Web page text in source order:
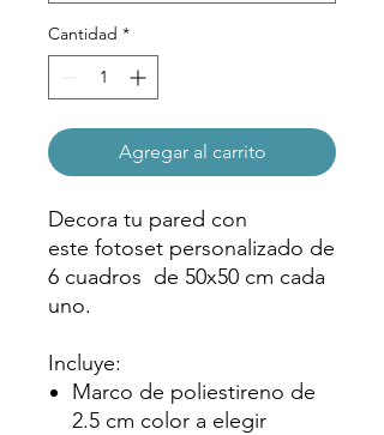
Cantidad *
Agregar al carrito
Decora tu pared con
este fotoset personalizado de
6 cuadros de 50x50 cm cada
uno.
Incluye:
Marco de poliestireno de
2.5 cm color a elegir